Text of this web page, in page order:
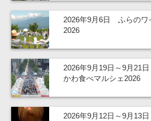
2026年9月6日 ふらのワ
2026
2026年9月19日～9月21
かわ食べマルシェ2026
2026年9月12日～9月13